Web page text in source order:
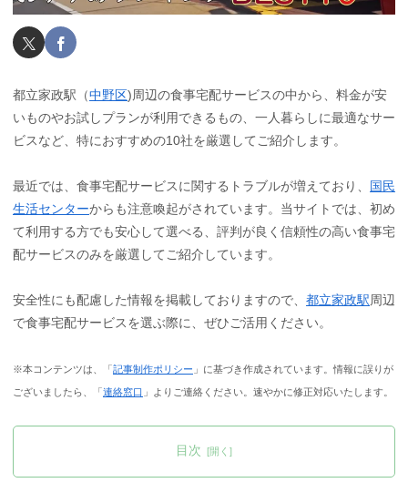
都立家政駅（中野区)周辺の食事宅配サービスの中から、料金が安
いものやお試しプランが利用できるもの、一人暮らしに最適なサー
ビスなど、特におすすめの10社を厳選してご紹介します。
最近では、食事宅配サービスに関するトラブルが増えており、
国民
生活センターからも注意喚起がされています。当サイトでは、初め
て利用する方でも安心して選べる、評判が良く信頼性の高い食事宅
配サービスのみを厳選してご紹介しています。
安全性にも配慮した情報を掲載しておりますので、 都立家政駅 周辺
で食事宅配サービスを選ぶ際に、ぜひご活用ください。
※本コンテンツは、「記事制作ポリシー 」に基づき作成されています。情報に誤りが
ございましたら、「連絡窓口 」よりご連絡ください。速やかに修正対応いたします。
目次